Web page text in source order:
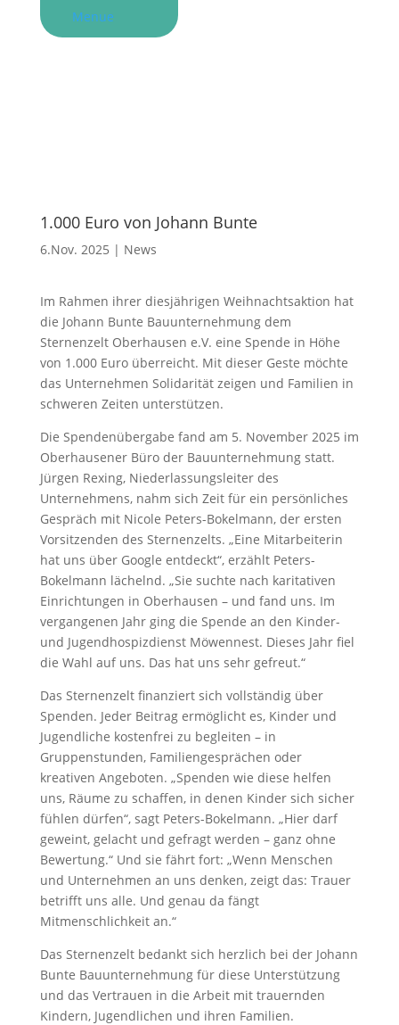
Menue
1.000 Euro von Johann Bunte
6.Nov. 2025 | News
Im Rahmen ihrer diesjährigen Weihnachtsaktion hat
die Johann Bunte Bauunternehmung dem
Sternenzelt Oberhausen e.V. eine Spende in Höhe
von 1.000 Euro überreicht. Mit dieser Geste möchte
das Unternehmen Solidarität zeigen und Familien in
schweren Zeiten unterstützen.
Die Spendenübergabe fand am 5. November 2025 im
Oberhausener Büro der Bauunternehmung statt.
Jürgen Rexing, Niederlassungsleiter des
Unternehmens, nahm sich Zeit für ein persönliches
Gespräch mit Nicole Peters-Bokelmann, der ersten
Vorsitzenden des Sternenzelts. „Eine Mitarbeiterin
hat uns über Google entdeckt“, erzählt Peters-
Bokelmann lächelnd. „Sie suchte nach karitativen
Einrichtungen in Oberhausen – und fand uns. Im
vergangenen Jahr ging die Spende an den Kinder-
und Jugendhospizdienst Möwennest. Dieses Jahr fiel
die Wahl auf uns. Das hat uns sehr gefreut.“
Das Sternenzelt finanziert sich vollständig über
Spenden. Jeder Beitrag ermöglicht es, Kinder und
Jugendliche kostenfrei zu begleiten – in
Gruppenstunden, Familiengesprächen oder
kreativen Angeboten. „Spenden wie diese helfen
uns, Räume zu schaffen, in denen Kinder sich sicher
fühlen dürfen“, sagt Peters-Bokelmann. „Hier darf
geweint, gelacht und gefragt werden – ganz ohne
Bewertung.“ Und sie fährt fort: „Wenn Menschen
und Unternehmen an uns denken, zeigt das: Trauer
betrifft uns alle. Und genau da fängt
Mitmenschlichkeit an.“
Das Sternenzelt bedankt sich herzlich bei der Johann
Bunte Bauunternehmung für diese Unterstützung
und das Vertrauen in die Arbeit mit trauernden
Kindern, Jugendlichen und ihren Familien.